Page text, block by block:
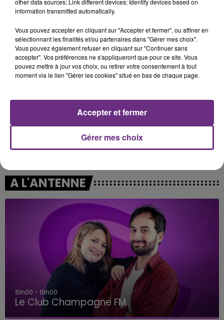
TAYLOR SWIFT
I Knew It, I Knew You
BRICE CONRAD
9h04
9h04
Fever Dream
8h57
8h57
Soiree Mondaine
A L'ANTENNE
19h00 - 19h15
LA POP MACHINE - CHAMPAGNE FM
other data sources; Link different devices; Identify devices based on
information transmitted automatically.
Vous pouvez accepter en cliquant sur "Accepter et fermer", ou affiner en
sélectionnant les finalités et/ou partenaires dans "Gérer mes choix".
Vous pouvez également refuser en cliquant sur "Continuer sans
accepter". Vos préférences ne s'appliqueront que pour ce site. Vous
pouvez mettre à jour vos choix, ou retirer votre consentement à tout
moment via le lien "Gérer les cookies" situé en bas de chaque page.
Gérer mes choix
Accepter et fermer